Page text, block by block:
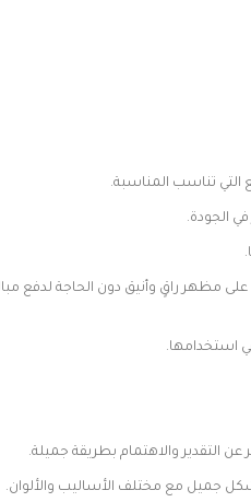
تناسب المناسبة.
الجودة.
مظهر راقٍ وأنيق دون الحاجة لدفع
استخدامها.
التقدير والاهتمام بطريقة جميلة.
جميل مع مختلف الأساليب والألوان.